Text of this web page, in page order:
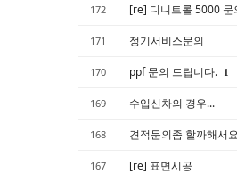
172 [re] 디니트롤 5000 문
171 정기서비스문의
170 ppf 문의 드립니다. 1
169 수입신차의 경우...
168 견적문의좀 할까해서
167 [re] 표면시공